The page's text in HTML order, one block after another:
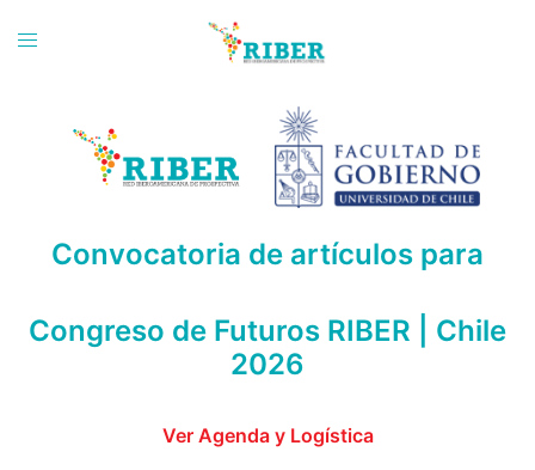
Toggle
Convocatoria de artículos para
Congreso de Futuros RIBER | Chile
2026
Ver Agenda y Logística